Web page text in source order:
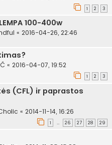
1 2 3
100-400w
« 2016-04-26, 22:46
« 2016-04-07, 19:52
1 2 3
(CFL) ir paprastos
« 2014-11-14, 16:26
1 … 26 27 28 29